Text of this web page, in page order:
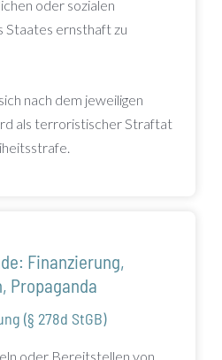
oder sozialen
Staates ernsthaft zu
nach dem jeweiligen
als terroristischer Straftat
Finanzierung,
Propaganda
(§ 278d StGB)
oder Bereitstellen von